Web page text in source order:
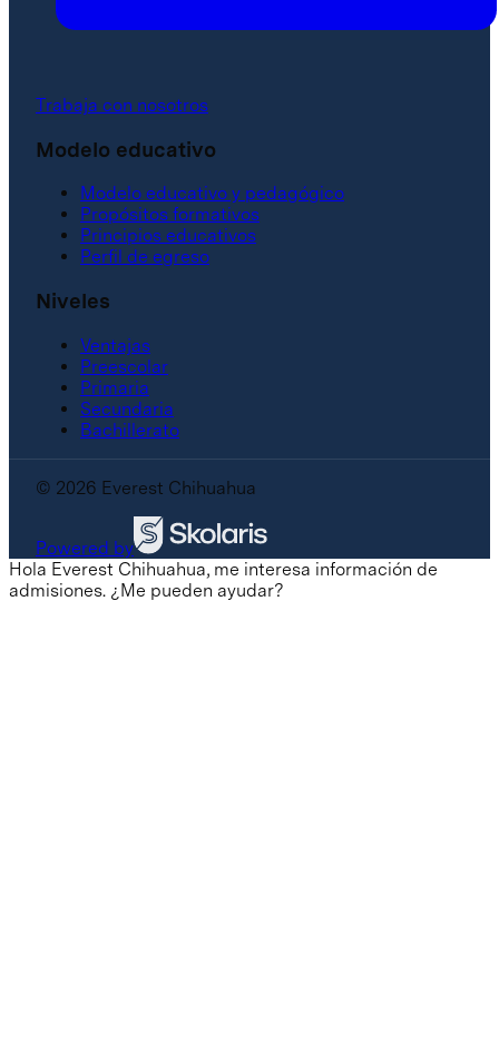
Trabaja con nosotros
Modelo educativo
Modelo educativo y pedagógico
Propósitos formativos
Principios educativos
Perfil de egreso
Niveles
Ventajas
Preescolar
Primaria
Secundaria
Bachillerato
© 2026 Everest Chihuahua
Powered by
Hola Everest Chihuahua, me interesa información de
admisiones. ¿Me pueden ayudar?